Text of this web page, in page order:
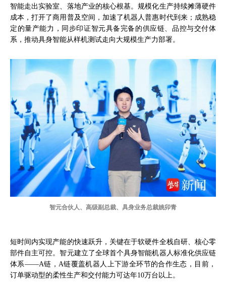
智能走出实验室、落地产业的核心根基。规模化生产持续摊薄硬件
成本，打开了商用普及空间，加速了机器人普惠时代到来；成熟稳
定的量产能力，同步印证智元具备完备的供应链、品控与交付体
系，推动具身智能从样机测试走向大规模生产力部署。
智元合伙人、高级副总裁、具身业务总裁姚卯青
短时间内实现产能的快速跃升，关键在于软硬件全栈自研、核心零
部件自主可控。智元建立了全球首个具身智能机器人标准化供应链
体系——A链，A链覆盖机器人上下游全环节的合作生态，目前，
订单驱动型的柔性生产和交付能力可达年10万台以上。